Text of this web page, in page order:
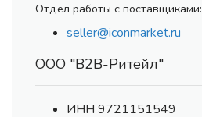
Отдел работы с поставщиками:
seller@iconmarket.ru
ООО "В2В-Ритейл"
ИНН 9721151549